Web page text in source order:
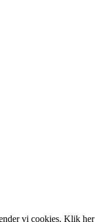
vi cookies. Klik her